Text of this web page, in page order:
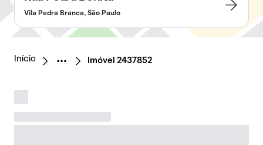
Vila Pedra Branca, São Paulo
Início Imóvel 2437852